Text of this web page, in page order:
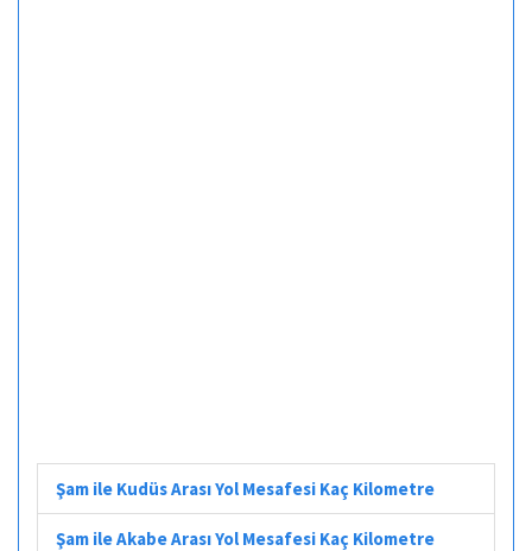
Şam ile Kudüs Arası Yol Mesafesi Kaç Kilometre
Şam ile Akabe Arası Yol Mesafesi Kaç Kilometre